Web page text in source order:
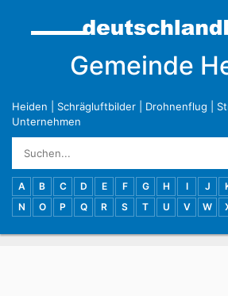
Gemeinde
Heiden Schrägluftbilder Drohnenflug
Unternehmen
A B C D E F G H I J
N
O P Q R S T U V W